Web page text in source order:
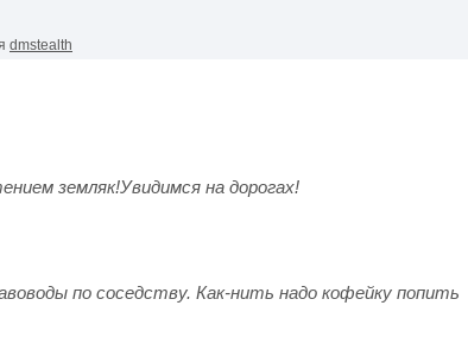
dmstealth
земляк!Увидимся на дорогах!
по соседству. Как-нить надо кофейку попить